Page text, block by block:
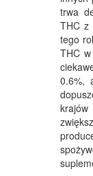
trwa
THC z
tego
THC
0.6%,